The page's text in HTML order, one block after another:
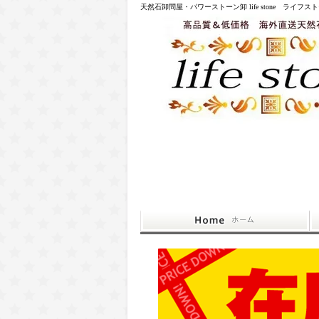
天然石卸問屋・パワーストーン卸 life stone ライフス